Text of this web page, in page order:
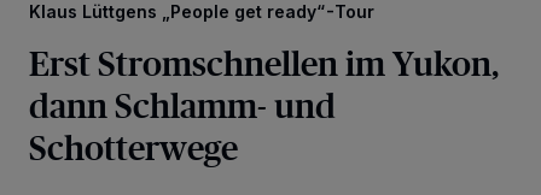
Klaus Lüttgens „People get ready“-Tour
Erst Stromschnellen im Yukon,
dann Schlamm- und
Schotterwege